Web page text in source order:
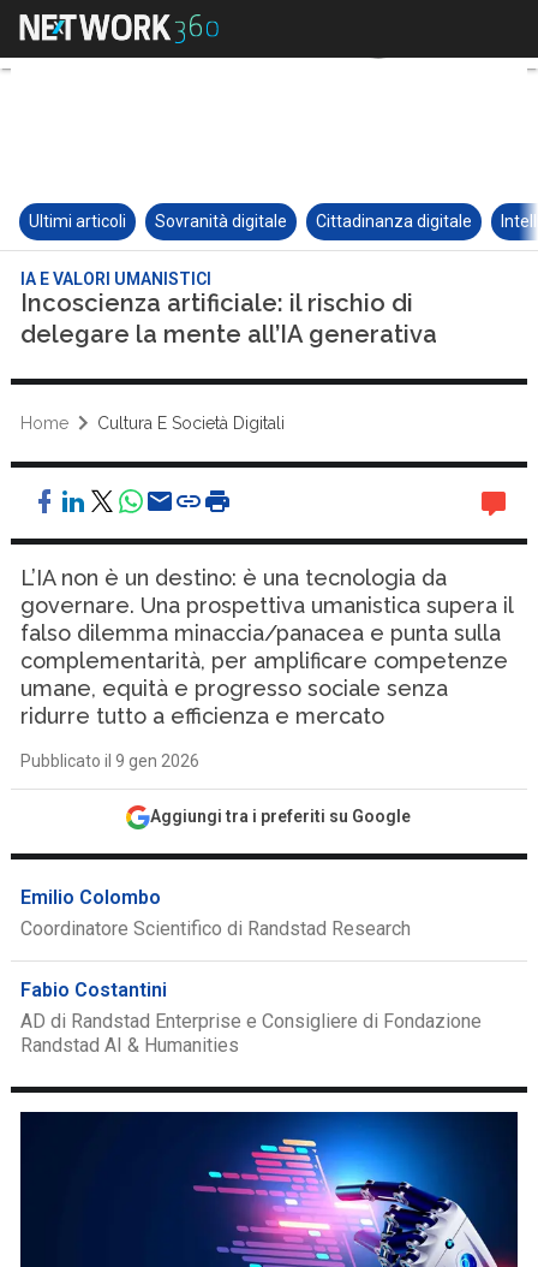
Ultimi articoli Sovranità digitale Cittadinanza digitale
IA E VALORI UMANISTICI
Incoscienza artificiale: il rischio di
delegare la mente all’IA generativa
Home Cultura E Società Digitali
L’IA non è un destino: è una tecnologia da
governare. Una prospettiva umanistica supera il
falso dilemma minaccia/panacea e punta sulla
complementarità, per amplificare competenze
umane, equità e progresso sociale senza
ridurre tutto a efficienza e mercato
Pubblicato il 9 gen 2026
Aggiungi tra i preferiti su Google
Emilio Colombo
Coordinatore Scientifico di Randstad Research
Fabio Costantini
AD di Randstad Enterprise e Consigliere di Fondazione
Randstad AI & Humanities